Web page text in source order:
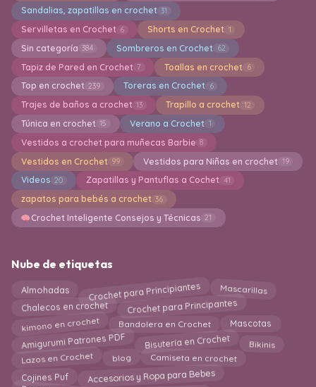
Sandalias, zapatillas en crochet 31
Servilletas en Crochet 6 Shorts en Crochet 1
Sin categoría 384 Sombreros en Crochet 62
Tapiz de Pared en Crochet 7 Toallas en crochet 6
Top en crochet 239 Toreras en Crochet 6
Trajes de baños a crochet 13 Trapillo a crochet 12
Túnica en crochet 15 Verano a Crochet 1
Vestidos a crochet para muñecas Barbie 8
Vestidos en Crochet 99 Vestidos para Niñas en crochet 19
Videos 20 Zapatillas y Pantuflas a Cochet 41
zapatos para bebés a crochet 36
Crochet Inteligente Consejos y Técnicas 21
Nube de etiquetas
Almohadas Crochet para Principiantes Mascarillas
Chalecos en crochet Crochet para Principantes
kimono en crochet Bandolera en Crochet Mascotas
Amigurumi Patrones PDF Bisutería en Crochet Bikinis
Lazos en Crochet blog Camiseta en crochet
Cojines Puf Accesorios y Ropa para Bebes